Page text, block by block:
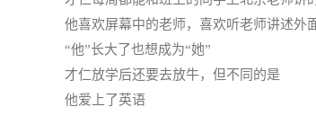
他喜欢屏幕中的老师，喜欢听老师讲述外
“他”长大了也想成为“她”
才仁放学后还要去放牛，但不同的是
他爱上了英语